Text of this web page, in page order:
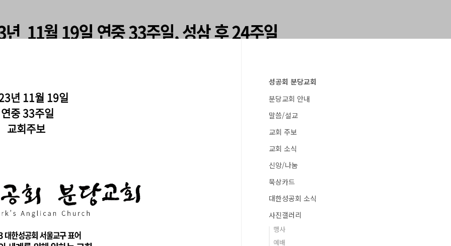
년 11월 19일
연중 33주일
교회주보
성공회 분당교회
분당교회 안내
말씀/설교
교회 주보
교회 소식
신앙/나눔
묵상카드
대한성공회 소식
사진갤러리
행사
예배